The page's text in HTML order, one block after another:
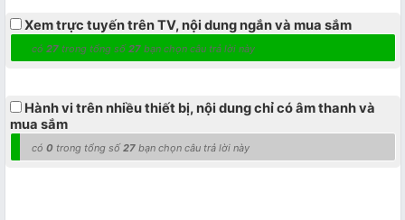
Xem trực tuyến trên TV, nội dung ngắn và mua sắm
có 27trong tổng số27bạn chọn câu trả lời này
Hành vi trên nhiều thiết bị, nội dung chỉ có âm thanh và
mua sắm
có 0 trong tổng số27bạn chọn câu trả lời này